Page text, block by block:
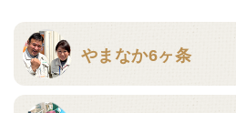
やまなか6ヶ条